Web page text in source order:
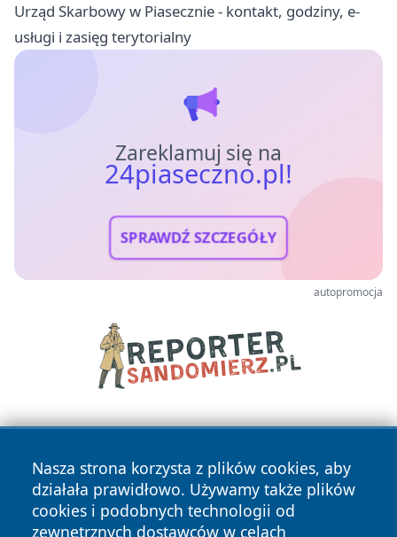
Urząd Skarbowy w Piasecznie - kontakt, godziny, e-
usługi i zasięg terytorialny
Zareklamuj się na
24piaseczno.pl!
SPRAWDŹ SZCZEGÓŁY
autopromocja
Nasza strona korzysta z plików cookies, aby
działała prawidłowo. Używamy także plików
cookies i podobnych technologii od
zewnętrznych dostawców w celach